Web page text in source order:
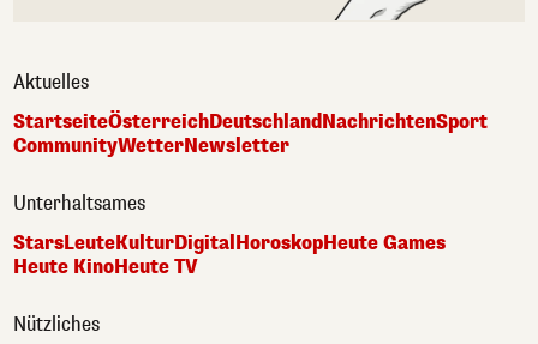
Aktuelles
StartseiteÖsterreichDeutschlandNachrichtenSport
CommunityWetterNewsletter
Unterhaltsames
StarsLeuteKulturDigital HoroskopHeute Games
Heute KinoHeute TV
Nützliches